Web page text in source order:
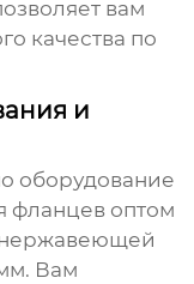
вам
качества по
и
оборудование
фланцев оптом
нержавеющей
Вам